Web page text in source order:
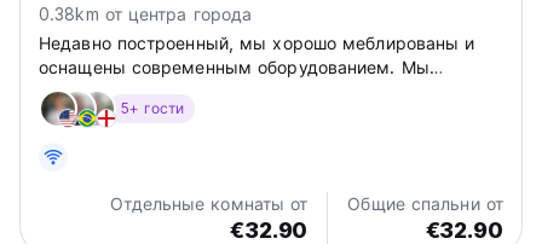
0.38km от центра города
Недавно построенный, мы хорошо меблированы и
оснащены современным оборудованием. Мы
находимся в центре города, недалеко от всех
известных достопримечательностей и ночных
5+ гости
Отдельные комнаты от
€32.90
Общие спальни от
€32.90